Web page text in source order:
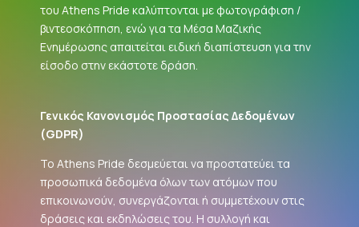
του Athens Pride καλύπτονται με φωτογράφιση /
βιντεοσκόπηση, ενώ για τα Μέσα Μαζικής
Ενημέρωσης απαιτείται ειδική διαπίστευση για την
είσοδο στην εκάστοτε δράση.
Γενικός Κανονισμός Προστασίας Δεδομένων
(GDPR)
Το Athens Pride δεσμεύεται να προστατεύει τα
προσωπικά δεδομένα όλων των ατόμων που
επικοινωνούν, συνεργάζονται ή συμμετέχουν στις
δράσεις και εκδηλώσεις του. Η συλλογή και